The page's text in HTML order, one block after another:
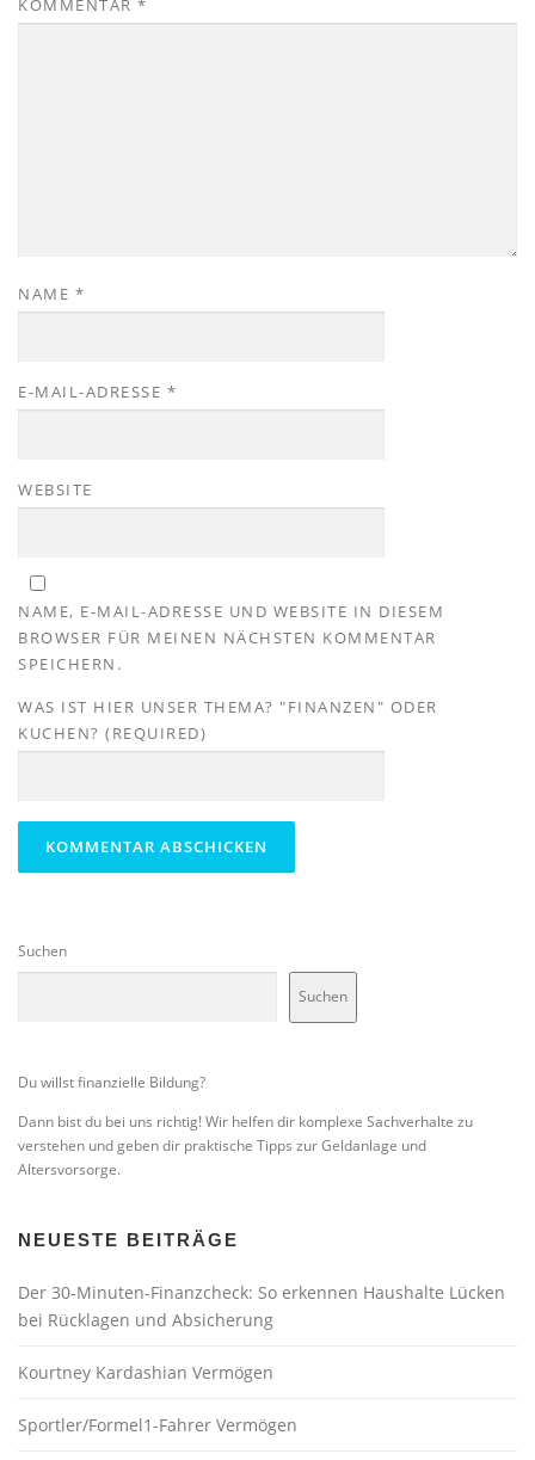
KOMMENTAR *
NAME *
E-MAIL-ADRESSE *
WEBSITE
NAME, E-MAIL-ADRESSE UND WEBSITE IN DIESEM
BROWSER FÜR MEINEN NÄCHSTEN KOMMENTAR
SPEICHERN.
WAS IST HIER UNSER THEMA? "FINANZEN" ODER
KUCHEN? (REQUIRED)
Suchen
Suchen
Du willst finanzielle Bildung?
Dann bist du bei uns richtig! Wir helfen dir komplexe Sachverhalte zu
verstehen und geben dir praktische Tipps zur Geldanlage und
Altersvorsorge.
NEUESTE BEITRÄGE
Der 30-Minuten-Finanzcheck: So erkennen Haushalte Lücken
bei Rücklagen und Absicherung
Kourtney Kardashian Vermögen
Sportler/Formel1-Fahrer Vermögen